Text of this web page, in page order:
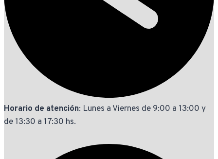
Horario de atención: Lunes a Viernes de 9:00 a 13:00 y
de 13:30 a 17:30 hs.